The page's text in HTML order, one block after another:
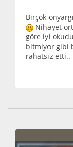
Birçok
Nihayet
göre iyi
bitmiyor gibi
rahatsız etti..